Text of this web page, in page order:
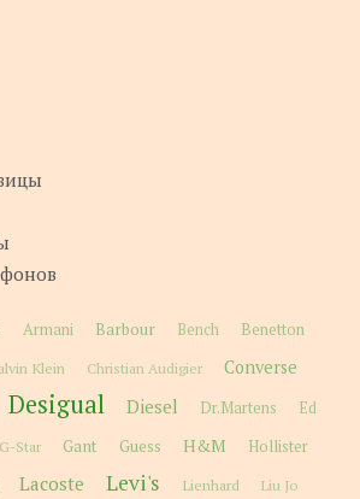
Armani Barbour Bench Benetton
Klein Christian Audigier Converse
Desigual Diesel Dr.Martens
Ed
G-Star Gant Guess H&M Hollister
Lacoste Levi's Lienhard Liu Jo